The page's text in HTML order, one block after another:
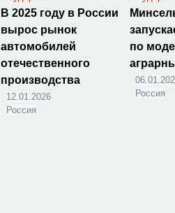
В 2025 году в России
вырос рынок
автомобилей
отечественного
производства
12.01.2026
Россия
по
Россия